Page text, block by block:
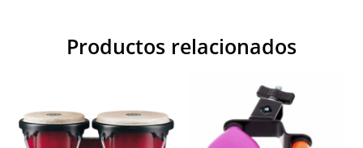
Productos relacionados